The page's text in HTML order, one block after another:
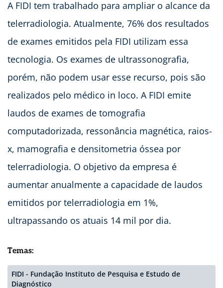
A FIDI tem trabalhado para ampliar o alcance da
telerradiologia. Atualmente, 76% dos resultados
de exames emitidos pela FIDI utilizam essa
tecnologia. Os exames de ultrassonografia,
porém, não podem usar esse recurso, pois são
realizados pelo médico in loco. A FIDI emite
laudos de exames de tomografia
computadorizada, ressonância magnética, raios-
x, mamografia e densitometria óssea por
telerradiologia. O objetivo da empresa é
aumentar anualmente a capacidade de laudos
emitidos por telerradiologia em 1%,
ultrapassando os atuais 14 mil por dia.
Temas:
FIDI - Fundação Instituto de Pesquisa e Estudo de
Diagnóstico